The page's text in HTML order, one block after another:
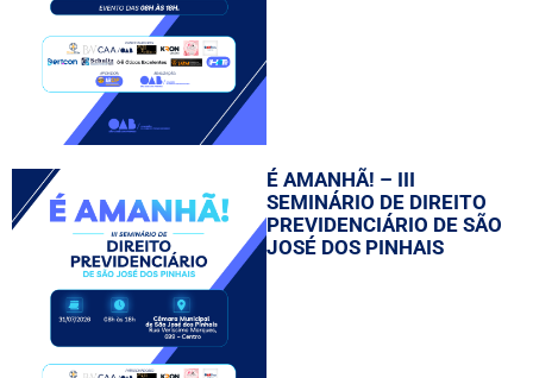
É AMANHÃ! – III
SEMINÁRIO DE DIREITO
PREVIDENCIÁRIO DE SÃO
JOSÉ DOS PINHAIS